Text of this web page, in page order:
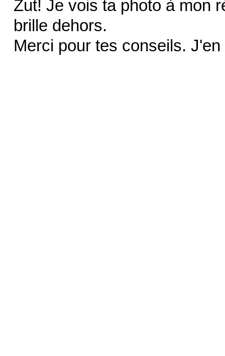
Zut! Je vois ta photo à mon
brille dehors.
Merci pour tes conseils.